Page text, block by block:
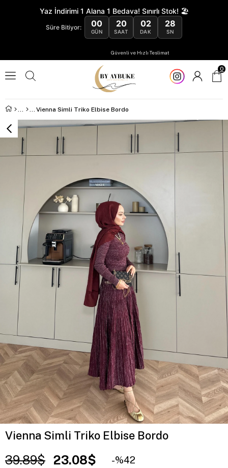
Yaz İndirimi 1 Alana 1 Bedava! Sınırlı Stok! 🏖️
Süre Bitiyor: 00
GÜN
20
SAAT
02
DAK
27
SN
Güvenli ve Hızlı Teslimat
0
Vienna Simli Triko Elbise Bordo
Vienna Simli Triko Elbise Bordo
39.89$ 23.08$ 42